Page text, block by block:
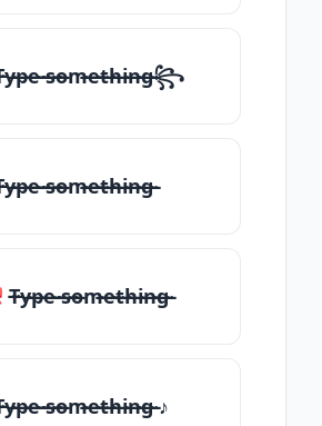
̶̴s̶̴o̶̴m̶̴e̶̴t̶̴h̶̴i̶̴n̶̴g̶̴꧂
̶̴s̶̴o̶̴m̶̴e̶̴t̶̴h̶̴i̶̴n̶̴g̶̴
T̶̴y̶̴p̶̴e̶̴ ̶̴s̶̴o̶̴m̶̴e̶̴t̶̴h̶̴i̶̴n̶̴g̶̴
̶̴s̶̴o̶̴m̶̴e̶̴t̶̴h̶̴i̶̴n̶̴g̶̴ ♪